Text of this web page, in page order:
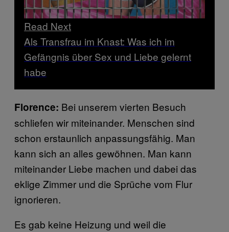
Read Next
Als Transfrau im Knast: Was ich im
Gefängnis über Sex und Liebe gelernt
habe
Florence: Bei unserem vierten Besuch
schliefen wir miteinander. Menschen sind
schon erstaunlich anpassungsfähig. Man
kann sich an alles gewöhnen. Man kann
miteinander Liebe machen und dabei das
eklige Zimmer und die Sprüche vom Flur
ignorieren.
Es gab keine Heizung und weil die